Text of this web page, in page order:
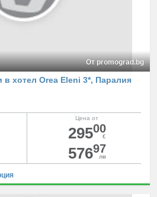
От promograd.bg
в хотел Orea Eleni 3*, Паралия
Цена от
29500
€
57697
лв